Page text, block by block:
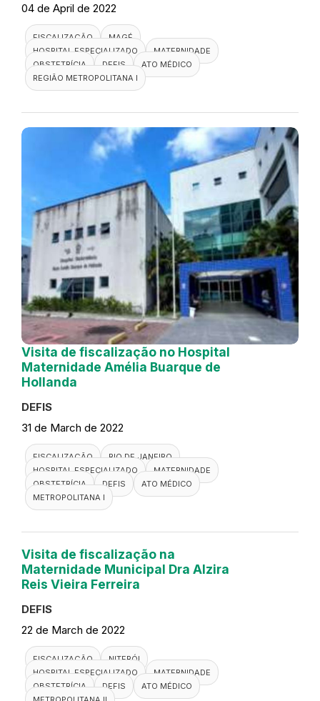
04 de April de 2022
FISCALIZAÇÃO
MAGÉ
HOSPITAL ESPECIALIZADO
MATERNIDADE
OBSTETRÍCIA
DEFIS
ATO MÉDICO
REGIÃO METROPOLITANA I
Visita de fiscalização no Hospital
Maternidade Amélia Buarque de
Hollanda
DEFIS
31 de March de 2022
FISCALIZAÇÃO
RIO DE JANEIRO
HOSPITAL ESPECIALIZADO
MATERNIDADE
OBSTETRÍCIA
DEFIS
ATO MÉDICO
METROPOLITANA I
Visita de fiscalização na
Maternidade Municipal Dra Alzira
Reis Vieira Ferreira
DEFIS
22 de March de 2022
FISCALIZAÇÃO
NITERÓI
HOSPITAL ESPECIALIZADO
MATERNIDADE
OBSTETRÍCIA
DEFIS
ATO MÉDICO